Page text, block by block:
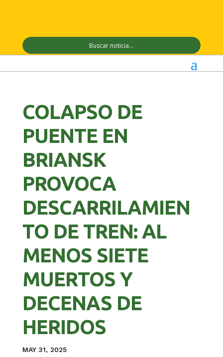
COLAPSO DE
PUENTE EN
BRIANSK
PROVOCA
DESCARRILAMIEN
TO DE TREN: AL
MENOS SIETE
MUERTOS Y
DECENAS DE
HERIDOS
MAY 31, 2025